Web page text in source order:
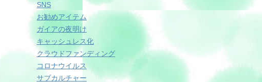
SNS
お勧めアイテム
ガイアの夜明け
キャッシュレス化
クラウドファンディング
コロナウイルス
サブカルチャー